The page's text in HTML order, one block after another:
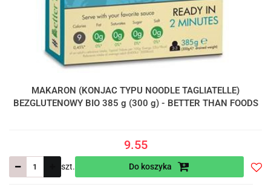
MAKARON (KONJAC TYPU NOODLE TAGLIATELLE)
BEZGLUTENOWY BIO 385 g (300 g) - BETTER THAN FOODS
9.55
szt. Do koszyka